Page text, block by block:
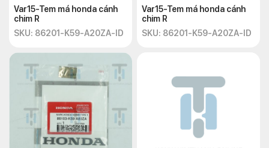
Var15-Tem má honda cánh
chim R
SKU: 86201-K59-A20ZA-ID
Var15-Tem má honda cánh
chim R
SKU: 86201-K59-A20ZA-ID